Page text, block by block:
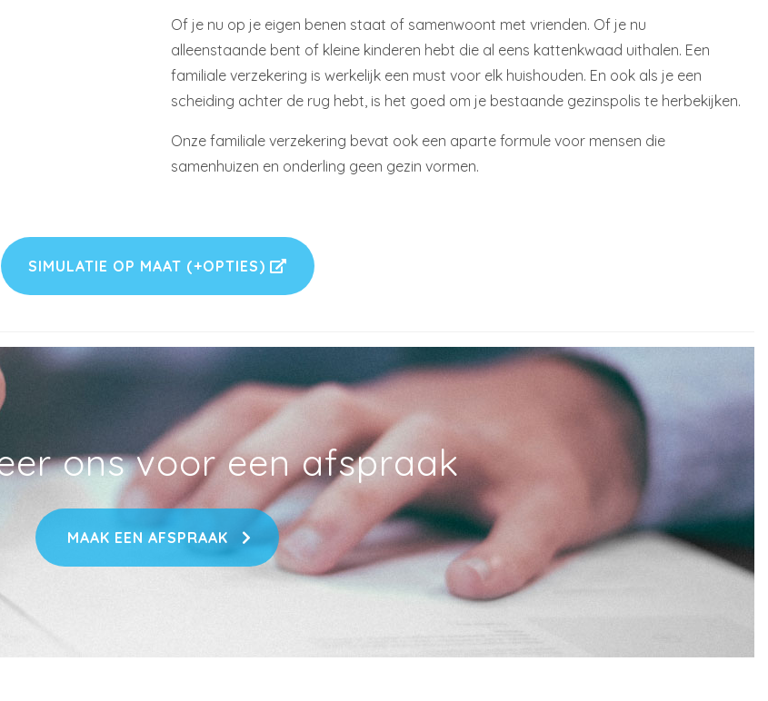
Of je nu op je eigen benen staat of samenwoont met vrienden. Of je nu
alleenstaande bent of kleine kinderen hebt die al eens kattenkwaad uithalen. Een
familiale verzekering is werkelijk een must voor elk huishouden. En ook als je een
scheiding achter de rug hebt, is het goed om je bestaande gezinspolis te herbekijken.
Onze familiale verzekering bevat ook een aparte formule voor mensen die
samenhuizen en onderling geen gezin vormen.
SIMULATIE OP MAAT (+OPTIES)
ons voor een afspraak
MAAK EEN AFSPRAAK